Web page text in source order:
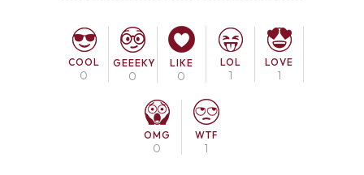
COOL
0
GEEEKY
0
LIKE
0
LOL
1
LOVE
1
OMG
0
WTF
1